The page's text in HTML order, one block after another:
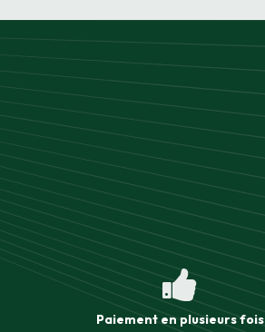
Paiement en plusieurs fois